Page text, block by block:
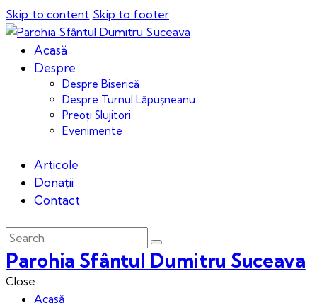
Skip to content Skip to footer
Acasă
Despre
Despre Biserică
Despre Turnul Lăpușneanu
Preoți Slujitori
Evenimente
Articole
Donații
Contact
Parohia Sfântul Dumitru Suceava
Close
Acasă